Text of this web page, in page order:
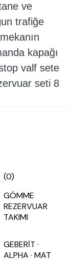
ve
trafiğe
kapağı
valf sete
seti 8
(0)
GÖMME
REZERVUAR
TAKIMI
GEBERİT ·
ALPHA · MAT